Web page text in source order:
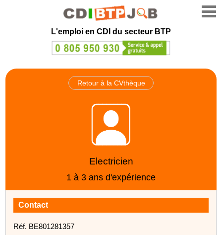
L'emploi en CDI du secteur BTP
Retour à la CVthèque
Electricien
1 à 3 ans d'expérience
Contact
Réf. BE801281357